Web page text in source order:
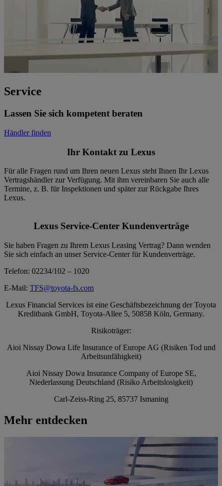
Service
Lassen Sie sich kompetent beraten
Händler finden
Ihr Kontakt zu Lexus
Für alle Fragen rund um Ihren neuen Lexus steht Ihnen Ihr Lexus
Vertragshändler zur Verfügung. Mit ihm vereinbaren Sie auch alle
Termine, z. B. für Inspektionen und später zur Rückgabe Ihres
Lexus.
Lexus Service-Center Kundenverträge
Sie haben Fragen zu Ihrem Lexus Leasing Vertrag? Dann wenden
Sie sich einfach an unser Service-Center für Kundenverträge.
Telefon: 02234/102 – 1020
E-Mail: TFS@toyota-fs.com
Lexus Financial Services ist eine Geschäftsbezeichnung der Toyota
Kreditbank GmbH, Toyota-Allee 5, 50858 Köln, Germany.
Risikoträger:
Aioi Nissay Dowa Life Insurance of Europe AG (Risiken Tod und
Arbeitsunfähigkeit)
Aioi Nissay Dowa Insurance Company of Europe SE,
Niederlassung Deutschland (Risiko Arbeitslosigkeit)
Carl-Zeiss-Ring 25, 85737 Ismaning
Mehr entdecken